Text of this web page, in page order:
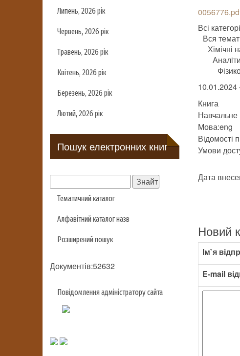
Липень, 2026 рік
Червень, 2026 рік
Травень, 2026 рік
Квітень, 2026 рік
Березень, 2026 рік
Лютий, 2026 рік
Пошук електронних книг
Тематичний каталог
Алфавітний каталог назв
Розширений пошук
Документів:52632
Повідомлення адміністратору сайта
Всі
Вся
Хімічні
10.01.2024
Книга
Навчальне
Мова:eng
Відомості
Умови
Дата
Новий
Ім`я
E-mail